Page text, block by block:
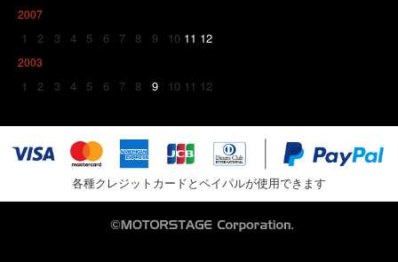
2007
1 2 3 4 5 6 7 8 9 10 11 12
2003
1 2 3 4 5 6 7 8 9 10 11 12
各種クレジットカードとペイパルが使用できます